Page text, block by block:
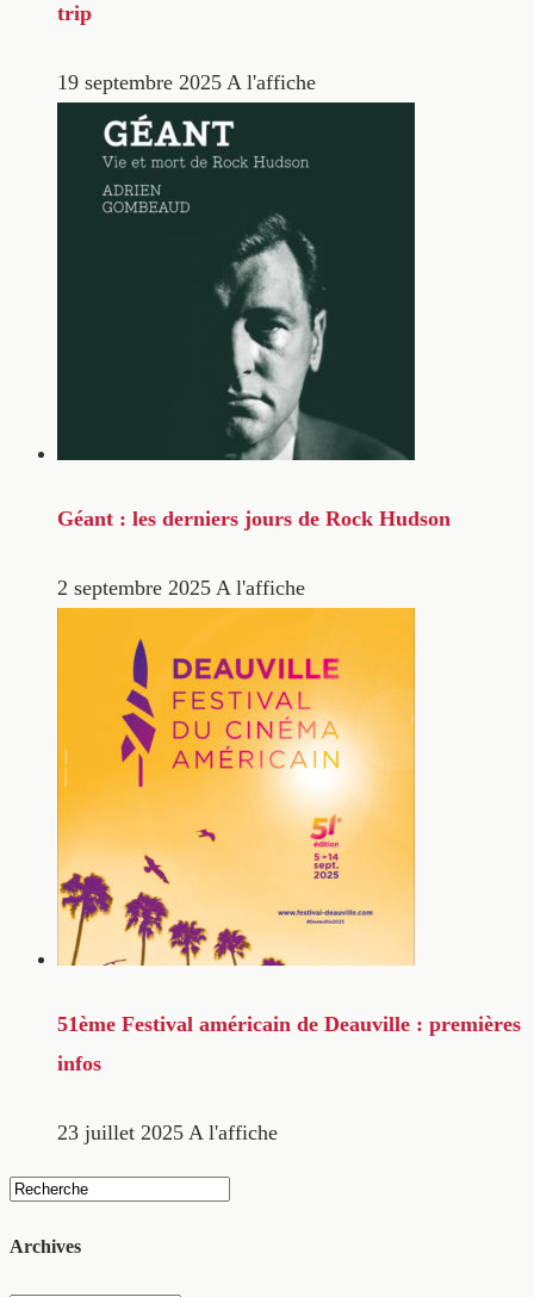
trip
19 septembre 2025 A l'affiche
Géant : les derniers jours de Rock Hudson
2 septembre 2025 A l'affiche
51ème Festival américain de Deauville : premières
infos
23 juillet 2025 A l'affiche
Archives